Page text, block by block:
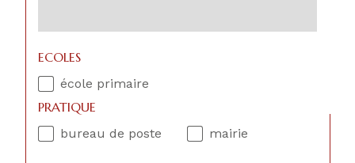
ECOLES
école primaire
PRATIQUE
bureau de poste mairie